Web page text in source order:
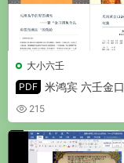
大小六壬
PDF 米鸿宾 六壬金
书11部
215